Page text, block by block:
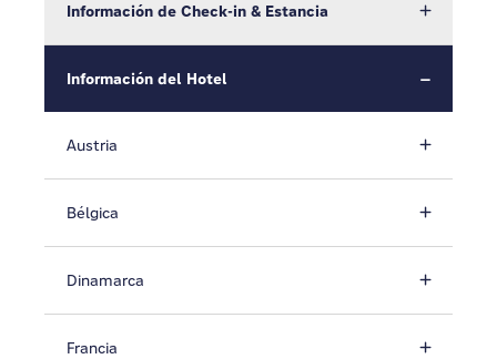
Información de Check-in & Estancia
Información del Hotel
Austria
Bélgica
Dinamarca
Francia